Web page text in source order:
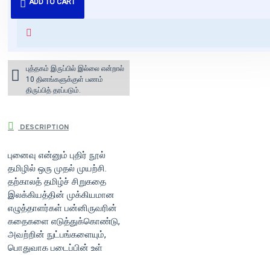
ADD TO CART
வைக்கப்படும்.
for orders above ₹1000 within
புத்தகம் இருப்பில் இல்லை என்றால்
10 தினங்களுக்குள் பணம்
திருப்பித் தரப்படும்.
DESCRIPTION
புனைவு என்னும் புதிர் நூல்
தமிழில் ஒரு முதல் முயற்சி.
தற்காலத் தமிழ்ச் சிறுகதை
இலக்கியத்தின் முக்கியமான
எழுத்தாளர்கள் பன்னிருவரின்
கதைகளை எடுத்துக்கொண்டு,
அவற்றின் நுட்பங்களையும்,
பொதுவாக படைப்பின் உள்